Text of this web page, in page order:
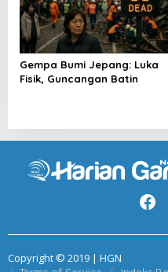
Gempa Bumi Jepang: Luka
Fisik, Guncangan Batin
Copyright © 2019 | HGN